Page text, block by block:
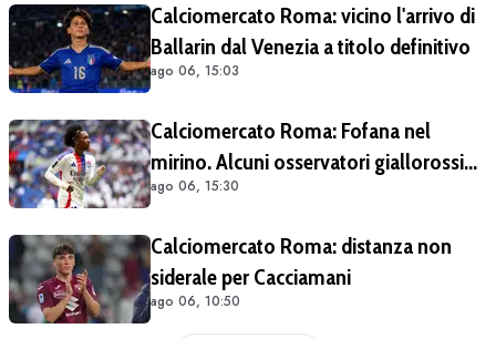
Calciomercato Roma: vicino l'arrivo di
Ballarin dal Venezia a titolo definitivo
ago 06, 15:03
Calciomercato Roma: Fofana nel
mirino. Alcuni osservatori giallorossi
presenti nel match di Champions con il
ago 06, 15:30
Calciomercato Roma: distanza non
siderale per Cacciamani
ago 06, 10:50